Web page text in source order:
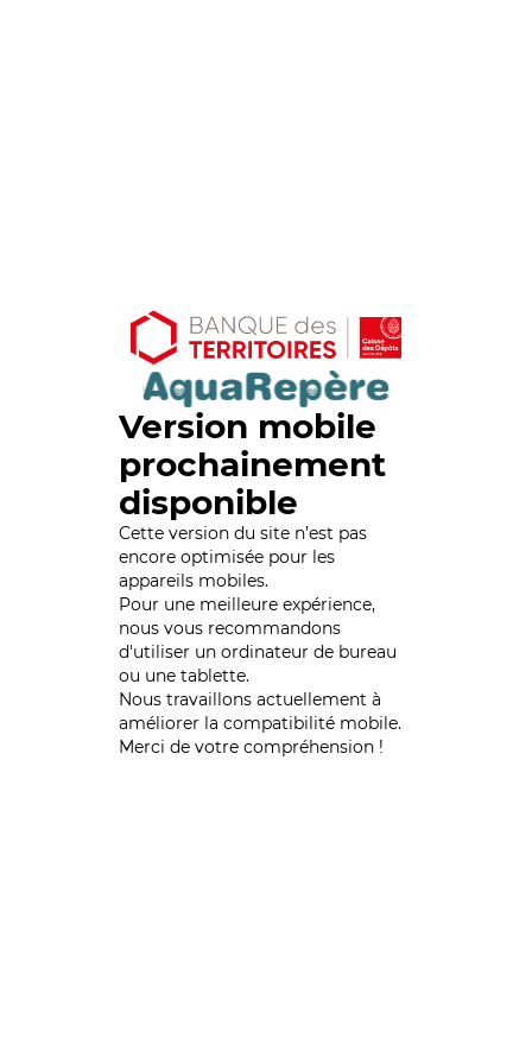
Version mobile
prochainement
disponible
Cette version du site n’est pas
encore optimisée pour les
appareils mobiles.
Pour une meilleure expérience,
nous vous recommandons
d'utiliser un ordinateur de bureau
ou une tablette.
Nous travaillons actuellement à
améliorer la compatibilité mobile.
Merci de votre compréhension !